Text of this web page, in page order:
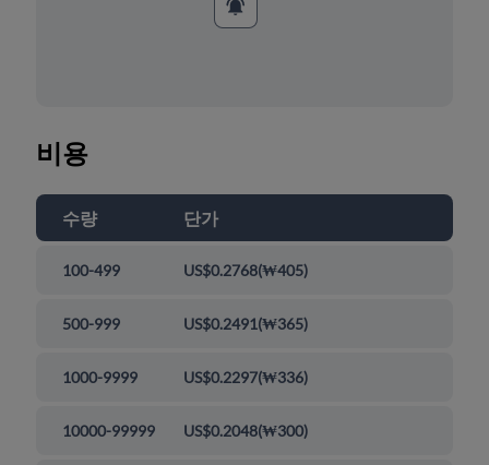
비용
수량 단가
100-499 US$0.2768(₩405)
500-999 US$0.2491(₩365)
1000-9999 US$0.2297(₩336)
10000-99999 US$0.2048(₩300)